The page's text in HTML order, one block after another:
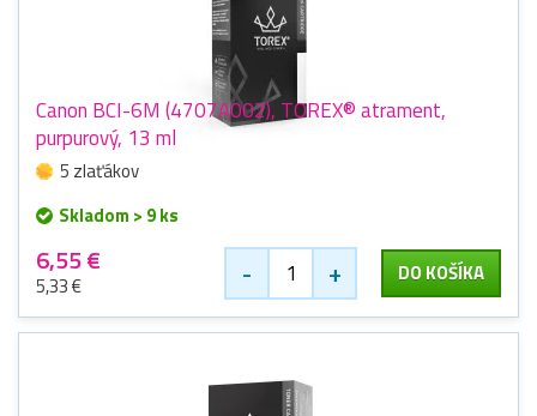
Canon BCI-6M (4707A002), TOREX® atrament,
purpurový, 13 ml
5 zlaťákov
Skladom > 9 ks
6,55 €
5,33 € - + DO KOŠÍKA